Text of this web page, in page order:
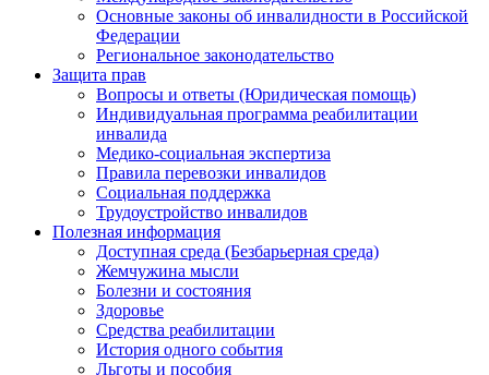
Основные законы об инвалидности в Российской
Федерации
Региональное законодательство
Защита прав
Вопросы и ответы (Юридическая помощь)
Индивидуальная программа реабилитации
инвалида
Медико-социальная экспертиза
Правила перевозки инвалидов
Социальная поддержка
Трудоустройство инвалидов
Полезная информация
Доступная среда (Безбарьерная среда)
Жемчужина мысли
Болезни и состояния
Здоровье
Средства реабилитации
История одного события
Льготы и пособия